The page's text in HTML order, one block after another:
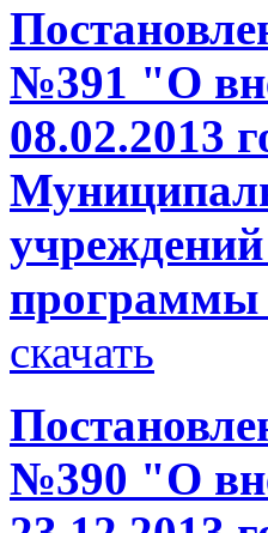
№391 "О
08.02.2013
программы
скачать
№390 "О